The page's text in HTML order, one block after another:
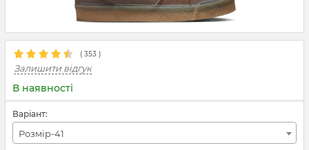
( 353 )
Залишити відгук
В наявності
Варіант:
Розмір-41